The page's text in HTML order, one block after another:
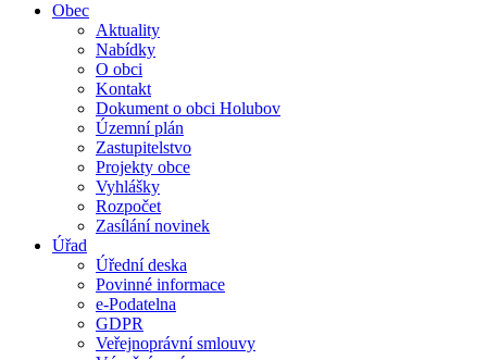
Obec
Aktuality
Nabídky
O obci
Kontakt
Dokument o obci Holubov
Územní plán
Zastupitelstvo
Projekty obce
Vyhlášky
Rozpočet
Zasílání novinek
Úřad
Úřední deska
Povinné informace
e-Podatelna
GDPR
Veřejnoprávní smlouvy